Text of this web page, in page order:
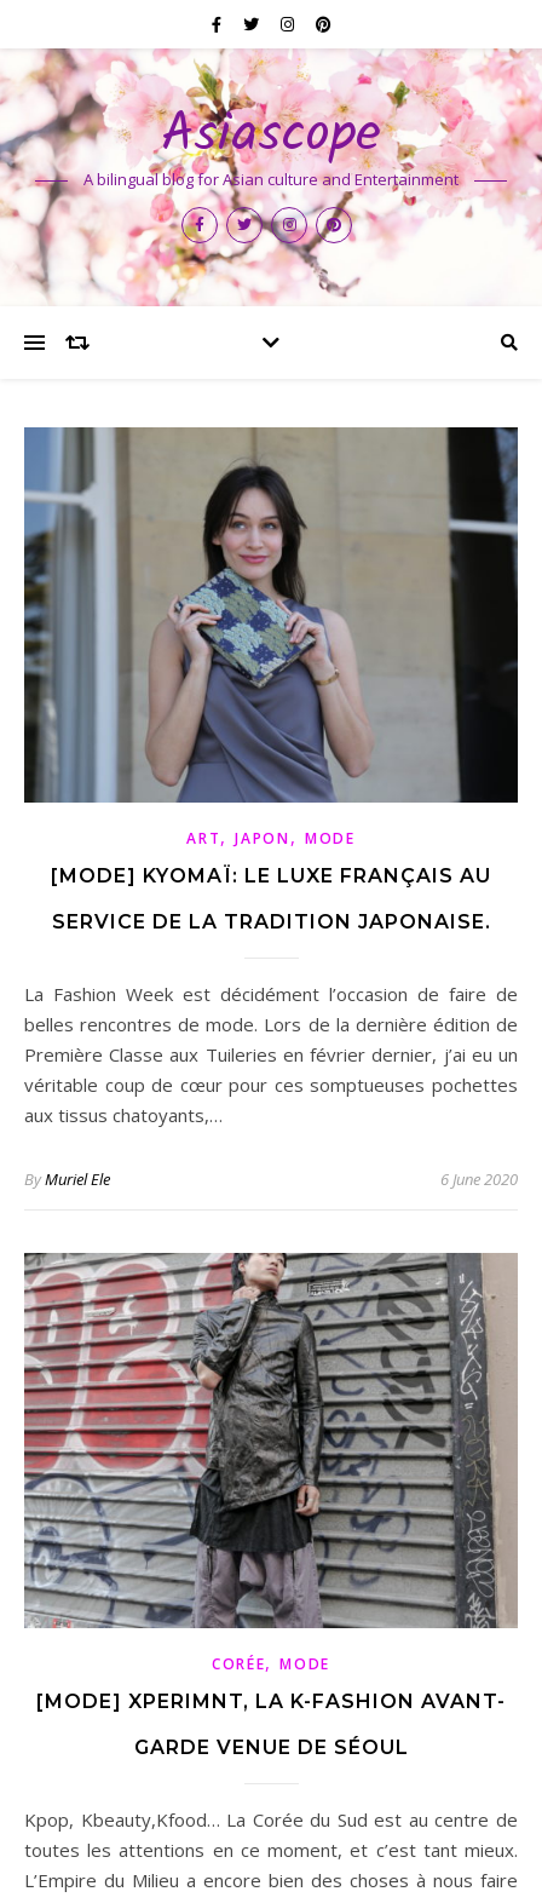
Asiascope
A bilingual blog for Asian culture and Entertainment
ART,JAPON, MODE
[MODE] KYOMAÏ: LE LUXE FRANÇAIS AU
SERVICE DE LA TRADITION JAPONAISE.
La Fashion Week est décidément l’occasion de faire de
belles rencontres de mode. Lors de la dernière édition de
Première Classe aux Tuileries en février dernier, j’ai eu un
véritable coup de cœur pour ces somptueuses pochettes
aux tissus chatoyants,…
ByMuriel Ele 6 June 2020
CORÉE,MODE
[MODE] XPERIMNT, LA K-FASHION AVANT-
GARDE VENUE DE SÉOUL
Kpop, Kbeauty,Kfood… La Corée du Sud est au centre de
toutes les attentions en ce moment, et c’est tant mieux.
L’Empire du Milieu a encore bien des choses à nous faire